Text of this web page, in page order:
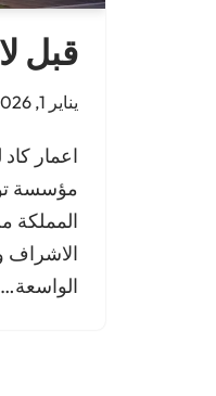
قبل
يناير 1, 2026
اعمار
مؤسسة
المملكة
الاشراف
الواسعة…